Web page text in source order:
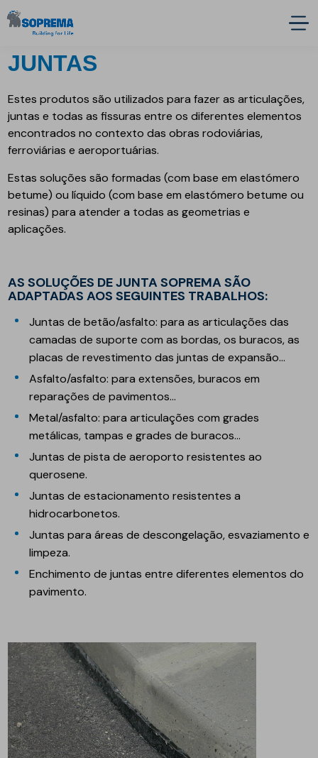
JUNTAS
Estes produtos são utilizados para fazer as articulações,
juntas e todas as fissuras entre os diferentes elementos
encontrados no contexto das obras rodoviárias,
ferroviárias e aeroportuárias.
Estas soluções são formadas (com base em elastómero
betume) ou líquido (com base em elastómero betume ou
resinas) para atender a todas as geometrias e
aplicações.
AS SOLUÇÕES DE JUNTA SOPREMA SÃO
ADAPTADAS AOS SEGUINTES TRABALHOS:
Juntas de betão/asfalto: para as articulações das
camadas de suporte com as bordas, os buracos, as
placas de revestimento das juntas de expansão...
Asfalto/asfalto: para extensões, buracos em
reparações de pavimentos...
Metal/asfalto: para articulações com grades
metálicas, tampas e grades de buracos...
Juntas de pista de aeroporto resistentes ao
querosene.
Juntas de estacionamento resistentes a
hidrocarbonetos.
Juntas para áreas de descongelação, esvaziamento e
limpeza.
Enchimento de juntas entre diferentes elementos do
pavimento.